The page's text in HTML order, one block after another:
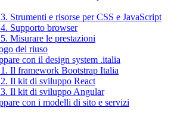
Strumenti e risorse per CSS e JavaScript
Supporto browser
Misurare le prestazioni
del riuso
con il design system .italia
Il framework Bootstrap Italia
Il kit di sviluppo React
Il kit di sviluppo Angular
con i modelli di sito e servizi